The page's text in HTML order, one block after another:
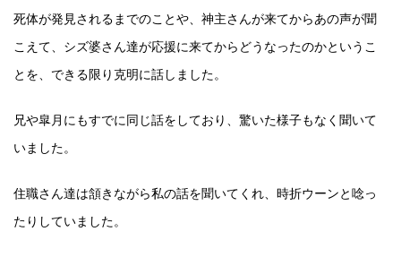
死体が発見されるまでのことや、神主さんが来てからあの声が聞
こえて、シズ婆さん達が応援に来てからどうなったのかというこ
とを、できる限り克明に話しました。
兄や皐月にもすでに同じ話をしており、驚いた様子もなく聞いて
いました。
住職さん達は頷きながら私の話を聞いてくれ、時折ウーンと唸っ
たりしていました。